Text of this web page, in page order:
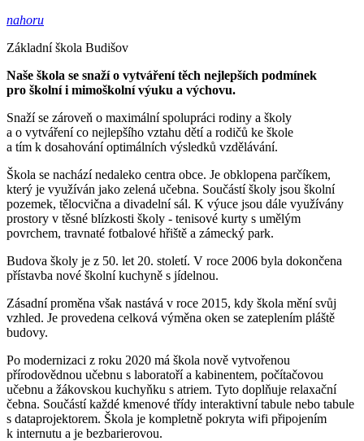
nahoru
Základní škola Budišov
Naše škola se snaží o vytváření těch nejlepších podmínek
pro školní i mimoškolní výuku a výchovu.
Snaží se zároveň o maximální spolupráci rodiny a školy
a o vytváření co nejlepšího vztahu dětí a rodičů ke škole
a tím k dosahování optimálních výsledků vzdělávání.
Škola se nachází nedaleko centra obce. Je obklopena parčíkem,
který je využíván jako zelená učebna. Součástí školy jsou školní
pozemek, tělocvična a divadelní sál. K výuce jsou dále využívány
prostory v těsné blízkosti školy - tenisové kurty s umělým
povrchem, travnaté fotbalové hřiště a zámecký park.
Budova školy je z 50. let 20. století. V roce 2006 byla dokončena
přístavba nové školní kuchyně s jídelnou.
Zásadní proměna však nastává v roce 2015, kdy škola mění svůj
vzhled. Je provedena celková výměna oken se zateplením pláště
budovy.
Po modernizaci z roku 2020 má škola nově vytvořenou
přírodovědnou učebnu s laboratoří a kabinentem, počítačovou
učebnu a žákovskou kuchyňku s atriem. Tyto doplňuje relaxační
čebna. Součástí každé kmenové třídy interaktivní tabule nebo tabule
s dataprojektorem. Škola je kompletně pokryta wifi připojením
k internutu a je bezbarierovou.